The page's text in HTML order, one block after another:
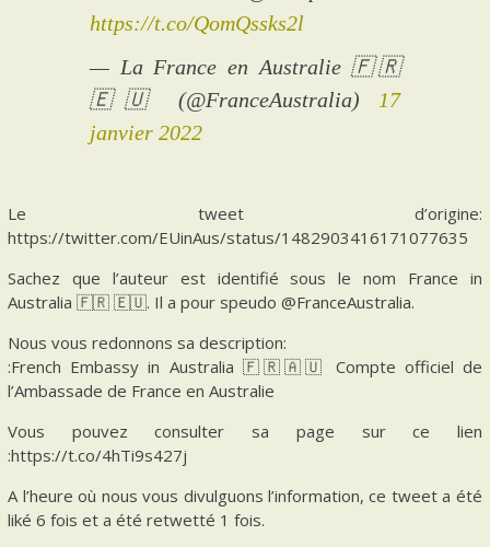
https://t.co/QomQssks2l
— La France en Australie 🇫🇷
🇪🇺 (@FranceAustralia) 17
janvier 2022
Le tweet d’origine:
https://twitter.com/EUinAus/status/1482903416171077635
Sachez que l’auteur est identifié sous le nom France in
Australia 🇫🇷 🇪🇺. Il a pour speudo @FranceAustralia.
Nous vous redonnons sa description:
:French Embassy in Australia 🇫🇷🇦🇺 Compte officiel de
l’Ambassade de France en Australie
Vous pouvez consulter sa page sur ce lien
:https://t.co/4hTi9s427j
A l’heure où nous vous divulguons l’information, ce tweet a été
liké 6 fois et a été retwetté 1 fois.